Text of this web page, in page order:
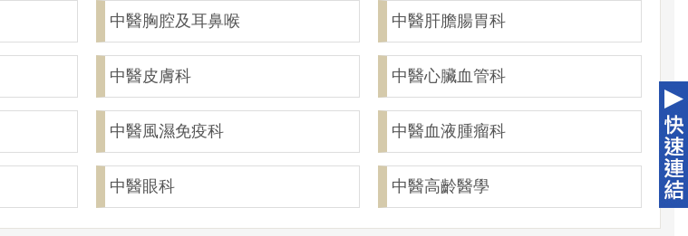
中醫胸腔及耳鼻喉 中醫肝膽腸胃科
中醫皮膚科 中醫心臟血管科
中醫風濕免疫科 中醫血液腫瘤科
中醫眼科 中醫高齡醫學